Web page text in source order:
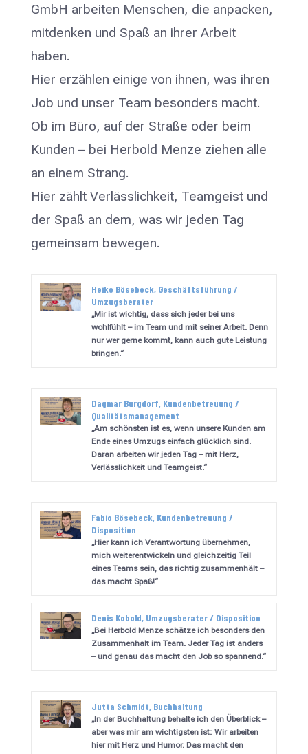
GmbH arbeiten Menschen, die anpacken,
mitdenken und Spaß an ihrer Arbeit
haben.
Hier erzählen einige von ihnen, was ihren
Job und unser Team besonders macht.
Ob im Büro, auf der Straße oder beim
Kunden – bei Herbold Menze ziehen alle
an einem Strang.
Hier zählt Verlässlichkeit, Teamgeist und
der Spaß an dem, was wir jeden Tag
gemeinsam bewegen.
Heiko Bösebeck, Geschäftsführung /
Umzugsberater
„Mir ist wichtig, dass sich jeder bei uns
wohlfühlt – im Team und mit seiner Arbeit. Denn
nur wer gerne kommt, kann auch gute Leistung
bringen.“
Dagmar Burgdorf, Kundenbetreuung /
Qualitätsmanagement
„Am schönsten ist es, wenn unsere Kunden am
Ende eines Umzugs einfach glücklich sind.
Daran arbeiten wir jeden Tag – mit Herz,
Verlässlichkeit und Teamgeist.“
Fabio Bösebeck, Kundenbetreuung /
Disposition
„Hier kann ich Verantwortung übernehmen,
mich weiterentwickeln und gleichzeitig Teil
eines Teams sein, das richtig zusammenhält –
das macht Spaß!“
Denis Kobold, Umzugsberater / Disposition
„Bei Herbold Menze schätze ich besonders den
Zusammenhalt im Team. Jeder Tag ist anders
– und genau das macht den Job so spannend.“
Jutta Schmidt, Buchhaltung
„In der Buchhaltung behalte ich den Überblick –
aber was mir am wichtigsten ist: Wir arbeiten
hier mit Herz und Humor. Das macht den